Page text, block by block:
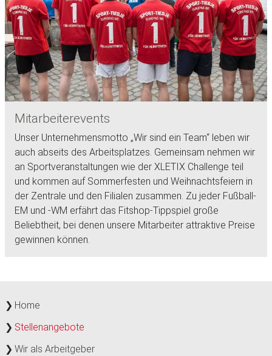
Mitarbeiterevents
Unser Unternehmensmotto „Wir sind ein Team“ leben wir
auch abseits des Arbeitsplatzes. Gemeinsam nehmen wir
an Sportveranstaltungen wie der XLETIX Challenge teil
und kommen auf Sommerfesten und Weihnachtsfeiern in
der Zentrale und den Filialen zusammen. Zu jeder Fußball-
EM und -WM erfährt das Fitshop-Tippspiel große
Beliebtheit, bei denen unsere Mitarbeiter attraktive Preise
gewinnen können.
Home
Stellenangebote
Wir als Arbeitgeber